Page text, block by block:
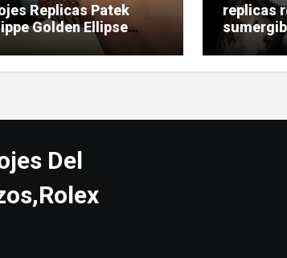
Replicas Patek
Golden Ellipse
replicas
SEALs
Del